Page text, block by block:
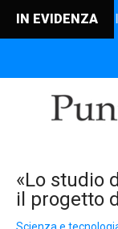
IN EVIDENZA
IL
«Lo studio
il progetto